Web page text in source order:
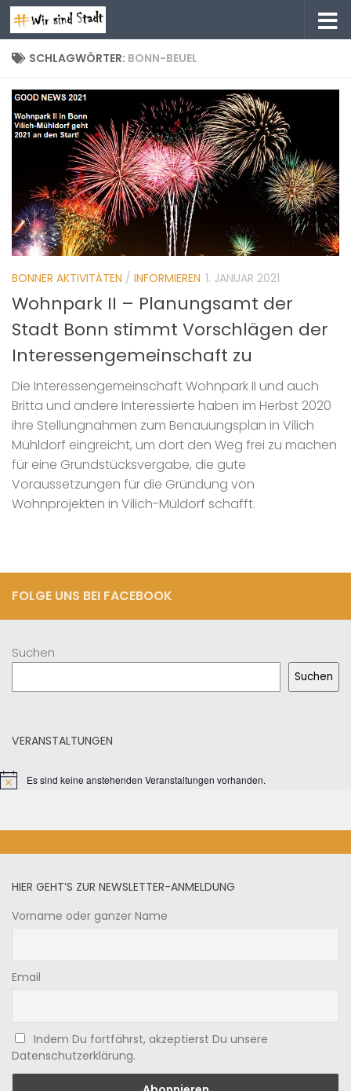
Zum Inhalt springen
SCHLAGWÖRTER: BONN-BEUEL
BONNER AKTIVITÄTEN / INFORMIEREN 1. JANUAR 2021
Wohnpark II – Planungsamt der
Stadt Bonn stimmt Vorschlägen der
Interessengemeinschaft zu
Die Interessengemeinschaft Wohnpark II und auch
Britta und andere Interessierte haben im Herbst 2020
ihre Stellungnahmen zum Benauungsplan in Vilich
Mühldorf eingreicht, um dort den Weg frei zu machen
für eine Grundstücksvergabe, die gute
Voraussetzungen für die Gründung von
Wohnprojekten in Vilich-Müldorf schafft.
FOLGE UNS BEI FACEBOOK
Suchen
Suchen
VERANSTALTUNGEN
Es sind keine anstehenden Veranstaltungen vorhanden.
HIER GEHT’S ZUR NEWSLETTER-ANMELDUNG
Vorname oder ganzer Name
Email
Indem Du fortfährst, akzeptierst Du unsere
Datenschutzerklärung.